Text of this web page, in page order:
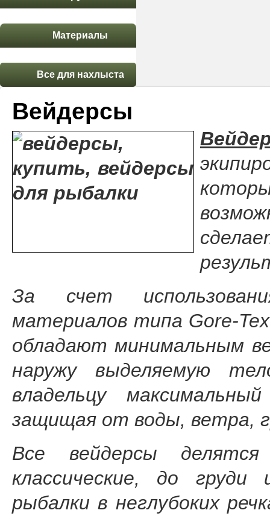
Материалы
Все для нахлыста
Вейдерсы
За счет
материалов типа Gore-
обладают минимальным
наружу выделяемую
владельцу
защищая от воды, ветра,
Все вейдерсы
классические, до
рыбалки в неглубоких